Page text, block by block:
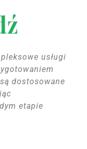
usługi
dostosowane
etapie